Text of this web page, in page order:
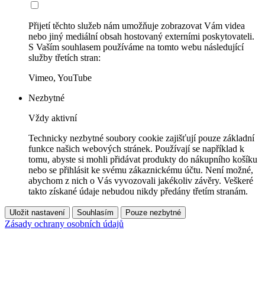
Přijetí těchto služeb nám umožňuje zobrazovat Vám videa
nebo jiný mediální obsah hostovaný externími poskytovateli.
S Vaším souhlasem používáme na tomto webu následující
služby třetích stran:
Vimeo, YouTube
Nezbytné
Vždy aktivní
Technicky nezbytné soubory cookie zajišťují pouze základní
funkce našich webových stránek. Používají se například k
tomu, abyste si mohli přidávat produkty do nákupního košíku
nebo se přihlásit ke svému zákaznickému účtu. Není možné,
abychom z nich o Vás vyvozovali jakékoliv závěry. Veškeré
takto získané údaje nebudou nikdy předány třetím stranám.
Uložit nastavení Souhlasím Pouze nezbytné
Zásady ochrany osobních údajů